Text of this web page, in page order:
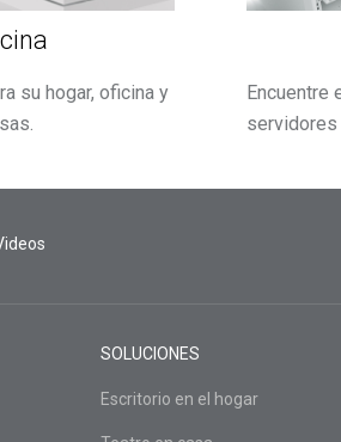
su hogar, oficina y
Encuentre
servidores
SOLUCIONES
Escritorio en el hogar